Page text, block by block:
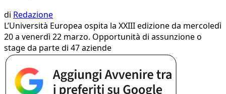
di Redazione
L’Università Europea ospita la XXIII edizione da mercoledì
20 a venerdì 22 marzo. Opportunità di assunzione o
stage da parte di 47 aziende